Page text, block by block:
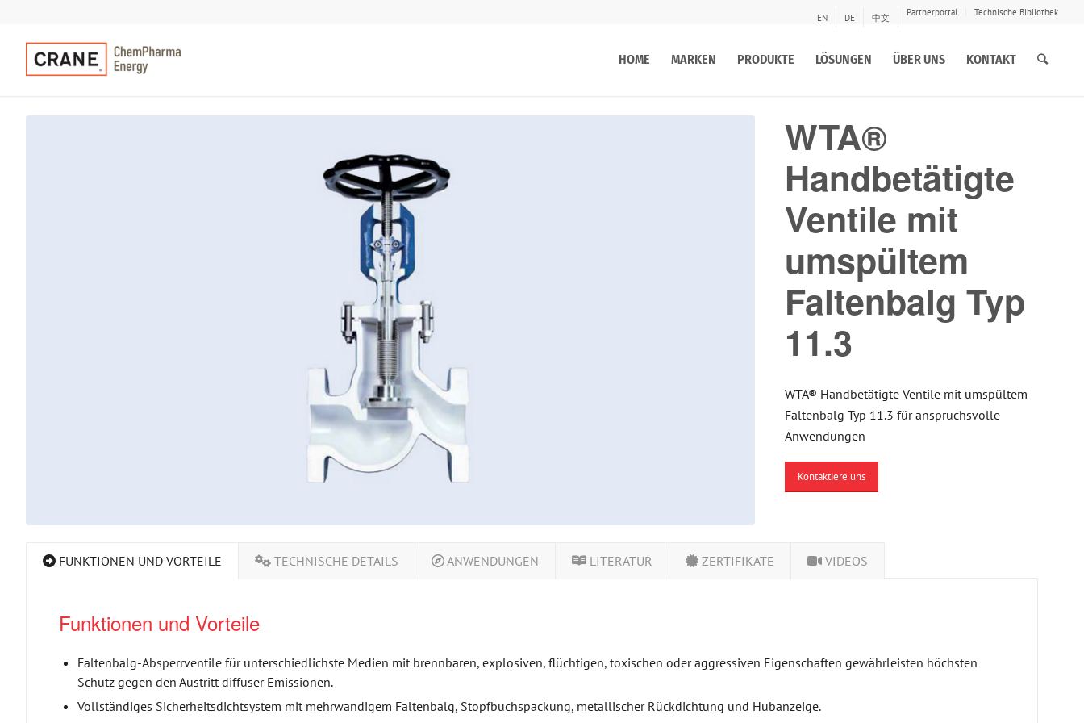
EN DE 中文 Partnerportal Technische Bibliothek
HOME MARKEN PRODUKTE LÖSUNGEN ÜBER UNS KONTAKT
WTA®
Handbetätigte
Ventile mit
umspültem
Faltenbalg Typ
11.3
WTA® Handbetätigte Ventile mit umspültem
Faltenbalg Typ 11.3 für anspruchsvolle
Anwendungen
Kontaktiere uns
FUNKTIONEN UND VORTEILE TECHNISCHE DETAILS ANWENDUNGEN LITERATUR ZERTIFIKATE VIDEOS
Funktionen und Vorteile
Faltenbalg-Absperrventile für unterschiedlichste Medien mit brennbaren, explosiven, flüchtigen, toxischen oder aggressiven Eigenschaften gewährleisten höchsten
Schutz gegen den Austritt diffuser Emissionen.
Vollständiges Sicherheitsdichtsystem mit mehrwandigem Faltenbalg, Stopfbuchspackung, metallischer Rückdichtung und Hubanzeige.